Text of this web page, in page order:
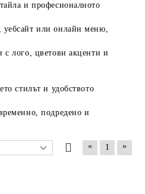
и професионалното
или онлайн меню,
слого, цветови акценти и
стилът и удобството
подредено и
« 1 »